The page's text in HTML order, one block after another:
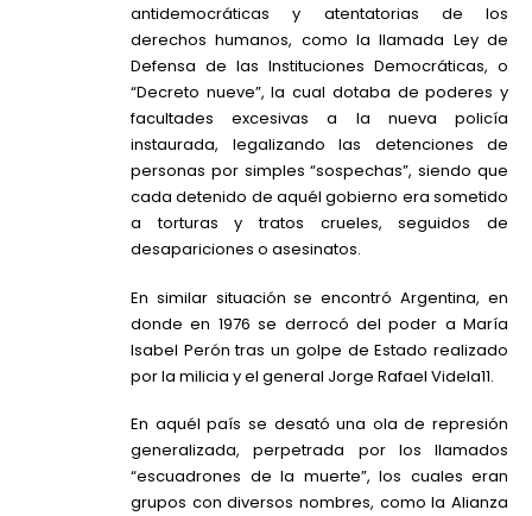
antidemocráticas y atentatorias de los
derechos humanos, como la llamada Ley de
Defensa de las Instituciones Democráticas, o
“Decreto nueve”, la cual dotaba de poderes y
facultades excesivas a la nueva policía
instaurada, legalizando las detenciones de
personas por simples “sospechas”, siendo que
cada detenido de aquél gobierno era sometido
a torturas y tratos crueles, seguidos de
desapariciones o asesinatos.
En similar situación se encontró Argentina, en
donde en 1976 se derrocó del poder a María
Isabel Perón tras un golpe de Estado realizado
por la milicia y el general Jorge Rafael Videla11.
En aquél país se desató una ola de represión
generalizada, perpetrada por los llamados
“escuadrones de la muerte”, los cuales eran
grupos con diversos nombres, como la Alianza